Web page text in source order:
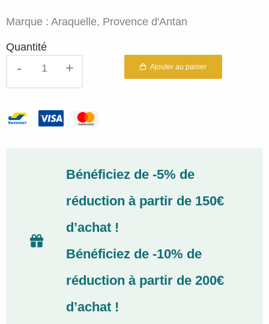
Marque : Araquelle, Provence d'Antan
Quantité
quantité
Jour
d'Amour
Provence
d'Antan
Ajouter au panier
Bénéficiez de -5% de
réduction à partir de 150€
d’achat !
Bénéficiez de -10% de
réduction à partir de 200€
d’achat !